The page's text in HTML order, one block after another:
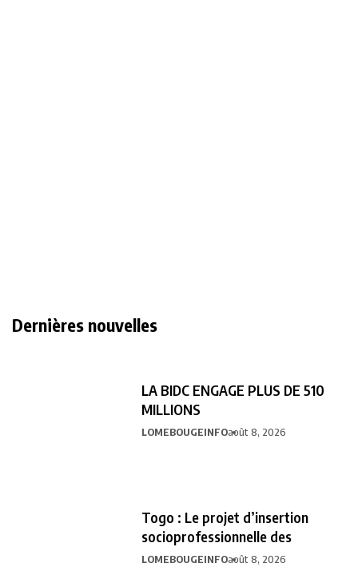
Dernières nouvelles
LA BIDC ENGAGE PLUS DE 510
MILLIONS
LOMEBOUGEINFOaoût 8, 2026
Togo : Le projet d’insertion
socioprofessionnelle des
LOMEBOUGEINFOaoût 8, 2026